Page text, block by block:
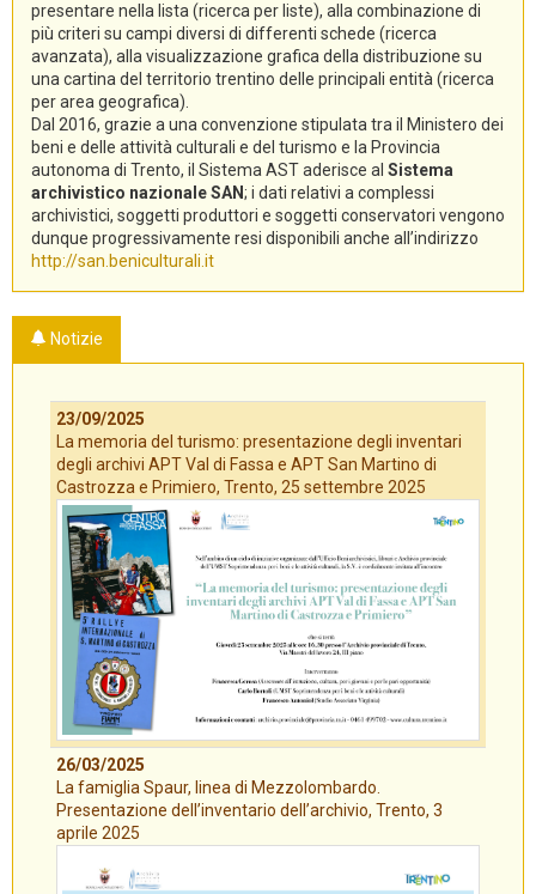
presentare nella lista (ricerca per liste), alla combinazione di
più criteri su campi diversi di differenti schede (ricerca
avanzata), alla visualizzazione grafica della distribuzione su
una cartina del territorio trentino delle principali entità (ricerca
per area geografica).
Dal 2016, grazie a una convenzione stipulata tra il Ministero dei
beni e delle attività culturali e del turismo e la Provincia
autonoma di Trento, il Sistema AST aderisce al Sistema
archivistico nazionale SAN; i dati relativi a complessi
archivistici, soggetti produttori e soggetti conservatori vengono
dunque progressivamente resi disponibili anche all’indirizzo
http://san.beniculturali.it
Notizie
23/09/2025
La memoria del turismo: presentazione degli inventari
degli archivi APT Val di Fassa e APT San Martino di
Castrozza e Primiero, Trento, 25 settembre 2025
26/03/2025
La famiglia Spaur, linea di Mezzolombardo.
Presentazione dell’inventario dell’archivio, Trento, 3
aprile 2025